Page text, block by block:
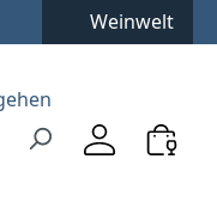
Weinwelt